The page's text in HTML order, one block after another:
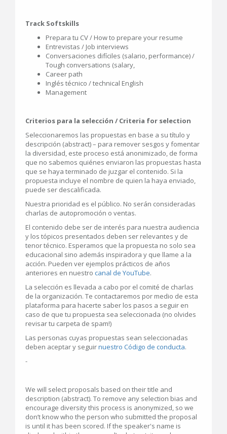
Track Softskills
Prepara tu CV / How to prepare your resume
Entrevistas / Job interviews
Conversaciones difíciles (salario, performance) /
Tough conversations (salary,
Career path
Inglés técnico / technical English
Management
Criterios para la selección / Criteria for selection
Seleccionaremos las propuestas en base a su título y
descripción (abstract) – para remover sesgos y fomentar
la diversidad, este proceso está anonimizado, de forma
que no sabemos quiénes enviaron las propuestas hasta
que se haya terminado de juzgar el contenido. Si la
propuesta incluye el nombre de quien la haya enviado,
puede ser descalificada.
Nuestra prioridad es el público. No serán consideradas
charlas de autopromoción o ventas.
El contenido debe ser de interés para nuestra audiencia
y los tópicos presentados deben ser relevantes y de
tenor técnico. Esperamos que la propuesta no solo sea
educacional sino además inspiradora y que llame a la
acción. Pueden ver ejemplos prácticos de años
anteriores en nuestro canal de YouTube.
La selección es llevada a cabo por el comité de charlas
de la organización. Te contactaremos por medio de esta
plataforma para hacerte saber los pasos a seguir en
caso de que tu propuesta sea seleccionada (no olvides
revisar tu carpeta de spam!)
Las personas cuyas propuestas sean seleccionadas
deben aceptar y seguirnuestro Código de conducta.
-
We will select proposals based on their title and
description (abstract). To remove any selection bias and
encourage diversity this process is anonymized, so we
don’t know who the person who submitted the proposal
is until it has been scored. If the speaker's name is